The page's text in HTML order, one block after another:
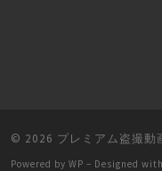
© 2026 プレミアム盗撮動
Powered by WP – Designed